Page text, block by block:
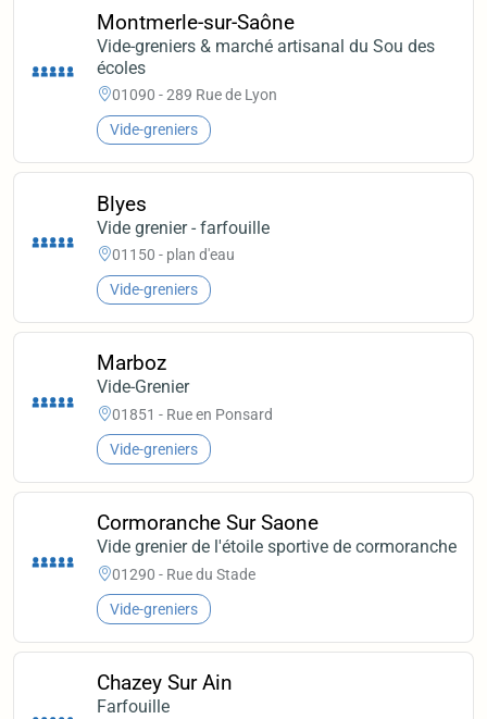
Montmerle-sur-Saône
Vide-greniers & marché artisanal du Sou des
écoles
01090 - 289 Rue de Lyon
Vide-greniers
Blyes
Vide grenier - farfouille
01150 - plan d'eau
Vide-greniers
Marboz
Vide-Grenier
01851 - Rue en Ponsard
Vide-greniers
Cormoranche Sur Saone
Vide grenier de l'étoile sportive de cormoranche
01290 - Rue du Stade
Vide-greniers
Chazey Sur Ain
Farfouille